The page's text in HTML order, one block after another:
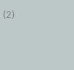
(2)